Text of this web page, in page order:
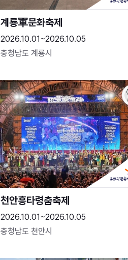
2026.10.01~2026.10.05
충청남도 계룡시
천안흥타령춤축제
2026.10.01~2026.10.05
충청남도 천안시